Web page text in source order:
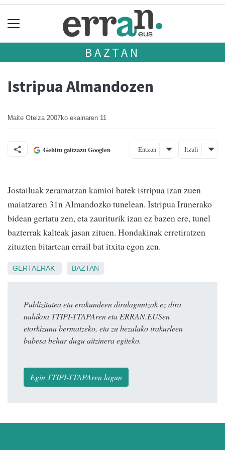
BAZTAN
Istripua Almandozen
Maite Oteiza 2007ko ekainaren 11
Gehitu gaitzazu Googlen Entzun Itzuli
Jostailuak zeramatzan kamioi batek istripua izan zuen
maiatzaren 31n Almandozko tunelean. Istripua Irunerako
bidean gertatu zen, eta zauriturik izan ez bazen ere, tunel
bazterrak kalteak jasan zituen. Hondakinak erretiratzen
zituzten bitartean errail bat itxita egon zen.
GERTAERAK BAZTAN
Publizitatea eta erakundeen dirulaguntzak ez dira
nahikoa TTIPI-TTAPAren eta ERRAN.EUSen
etorkizuna bermatzeko, eta zu bezalako irakurleen
babesa behar dugu aitzinera egiteko.
Egin TTIPI-TTAPAren lagun